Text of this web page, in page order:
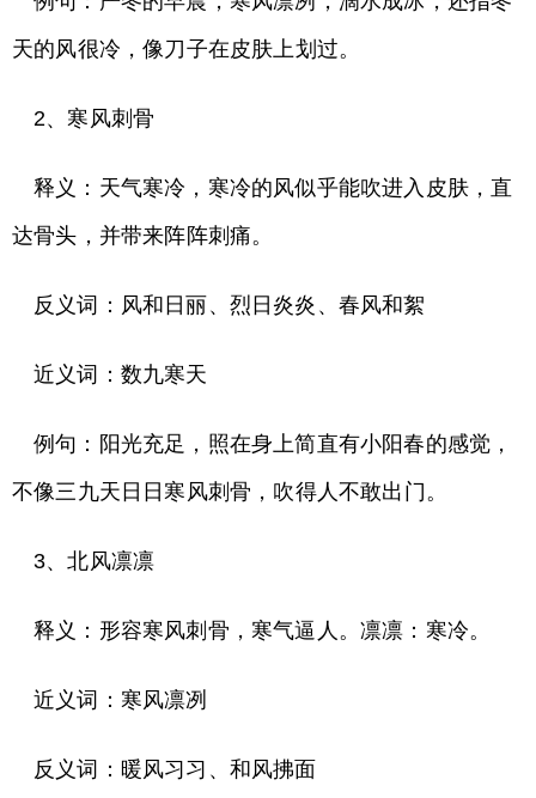
天的风很冷，像刀子在皮肤上划过。
2、寒风刺骨
释义：天气寒冷，寒冷的风似乎能吹进入皮肤，直
达骨头，并带来阵阵刺痛。
反义词：风和日丽、烈日炎炎、春风和絮
近义词：数九寒天
例句：阳光充足，照在身上简直有小阳春的感觉，
不像三九天日日寒风刺骨，吹得人不敢出门。
3、北风凛凛
释义：形容寒风刺骨，寒气逼人。凛凛：寒冷。
近义词：寒风凛冽
反义词：暖风习习、和风拂面